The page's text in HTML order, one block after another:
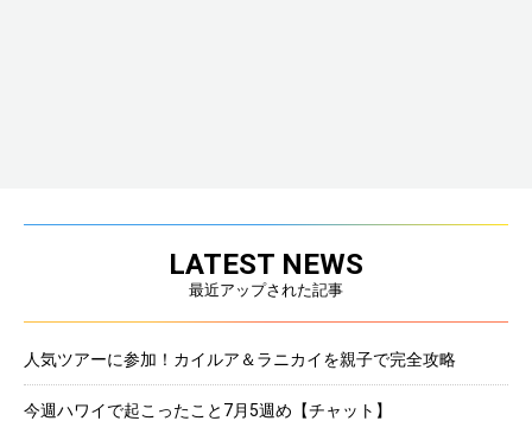
LATEST NEWS
最近アップされた記事
人気ツアーに参加！カイルア＆ラニカイを親子で完全攻略
今週ハワイで起こったこと7月5週め【チャット】